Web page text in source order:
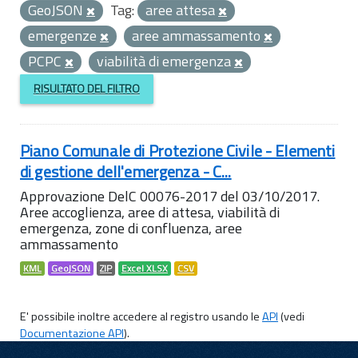
GeoJSON
Tag: aree attesa
emergenze
aree ammassamento
PCPC
viabilità di emergenza
RISULTATO DEL FILTRO
Piano Comunale di Protezione Civile - Elementi
di gestione dell'emergenza - C...
Approvazione DelC 00076-2017 del 03/10/2017.
Aree accoglienza, aree di attesa, viabilità di
emergenza, zone di confluenza, aree
ammassamento
KML GeoJSON ZIP Excel XLSX CSV
E' possibile inoltre accedere al registro usando leAPI(vedi
Documentazione API).